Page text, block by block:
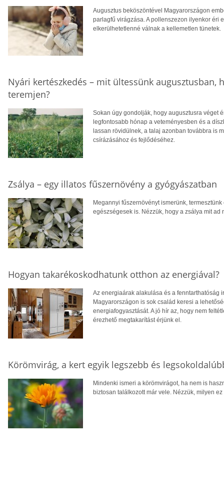
Augusztus beköszöntével Magyarországon
parlagfű virágzása. A pollenszezon ilyenkor éri
elkerülhetetlenné válnak a kellemetlen tünetek.
Nyári kertészkedés – mit ültessünk augusztusban,
teremjen?
Sokan úgy gondolják, hogy augusztusra véget
legfontosabb hónap a veteményesben és a
lassan rövidülnek, a talaj azonban továbbra is
csírázásához és fejlődéséhez.
Zsálya – egy illatos fűszernövény a gyógyászatban
Megannyi fűszernövényt ismerünk,
egészségesek is. Nézzük, hogy a zsálya mit ad
Hogyan takarékoskodhatunk otthon az energiával?
Az energiaárak alakulása és a fenntarthatóság
Magyarországon is sok család keresi a
energiafogyasztását. A jó hír az, hogy nem
érezhető megtakarítást érjünk el.
Körömvirág, a kert egyik legszebb és
Mindenki ismeri a körömvirágot, ha nem is
biztosan találkozott már vele. Nézzük, milyen